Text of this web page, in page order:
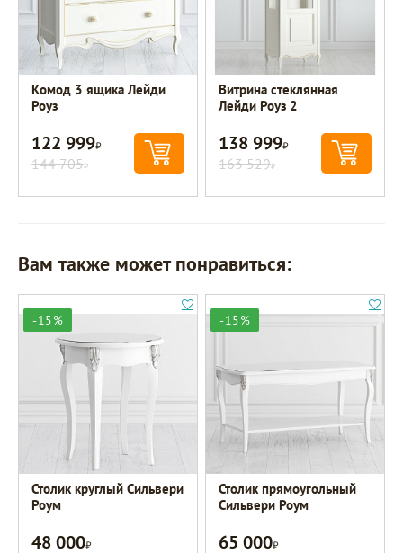
Комод 3 ящика Лейди
Роуз
122 999Р
144 705Р
Витрина стеклянная
Лейди Роуз 2
138 999Р
163 529Р
Вам также может понравиться:
-15%
Столик круглый Сильвери
Роум
48 000Р
-15%
Столик прямоугольный
Сильвери Роум
65 000Р